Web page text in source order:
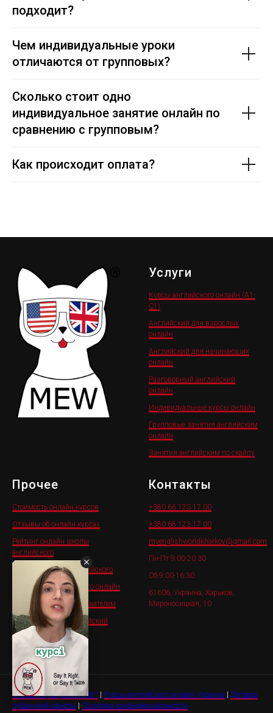
подходит?
Чем индивидуальные уроки
отличаются от групповых?
Сколько стоит одно
индивидуальное занятие онлайн по
сравнению с групповым?
Как происходит оплата?
Услуги
Курсы английского онлайн (A1-
C1)
Английский для взрослых
онлайн
Английский для начинающих
онлайн
Разговорный английский
онлайн
Индивидуальные курсы онлайн
Групповые занятия английским
онлайн
Занятия английским по скайпу
Прочее
Стоимость онлайн курсов
Отзывы об онлайн курсах
Рейтинг онлайн школы
английского
Тесты на уровень английского
Репетиторы английского онлайн
Работа онлайн преподавателем
Корпоративный английский
онлайн
Контакты
+380 66 123 17 00
+380 68 123 17 00
myenglishworldkharkov@gmail.com
Пн-Пт 9:00-20:30
Сб 9:00-16:30
61606, Украина, Харьков,
Мироносицкая, 10
© 2026 MyEnglishWorld™ Курсы английского онлайн Украина
Договор
публичной оферты
Политика конфиденциальности